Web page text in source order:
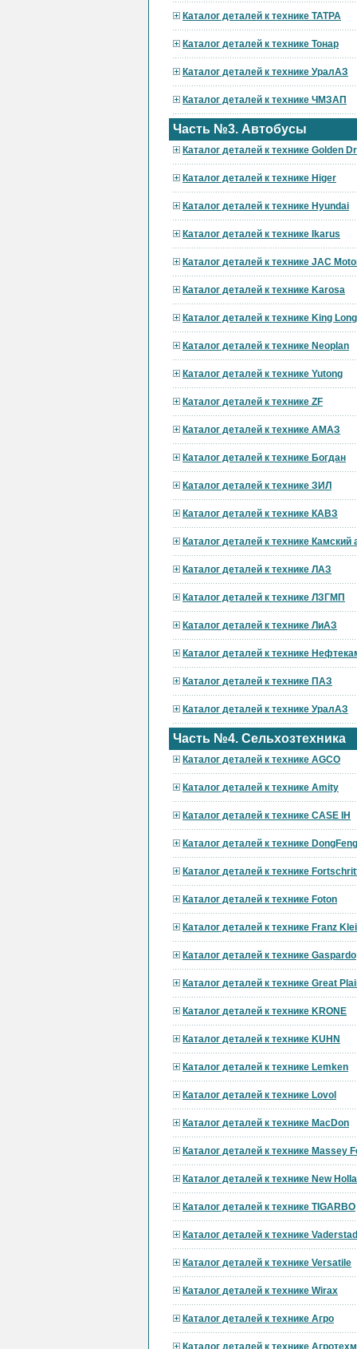
Каталог деталей к технике ТАТРА
Каталог деталей к технике Тонар
Каталог деталей к технике УралАЗ
Каталог деталей к технике ЧМЗАП
Часть №3. Автобусы
Каталог деталей к технике Golden
Каталог деталей к технике Higer
Каталог деталей к технике Hyundai
Каталог деталей к технике Ikarus
Каталог деталей к технике JAC
Каталог деталей к технике Karosa
Каталог деталей к технике King Long
Каталог деталей к технике Neoplan
Каталог деталей к технике Yutong
Каталог деталей к технике ZF
Каталог деталей к технике АМАЗ
Каталог деталей к технике Богдан
Каталог деталей к технике ЗИЛ
Каталог деталей к технике КАВЗ
Каталог деталей к технике Камский
Каталог деталей к технике ЛАЗ
Каталог деталей к технике ЛЗГМП
Каталог деталей к технике ЛиАЗ
Каталог деталей к технике
Каталог деталей к технике ПАЗ
Каталог деталей к технике УралАЗ
Часть №4. Сельхозтехника
Каталог деталей к технике AGCO
Каталог деталей к технике Amity
Каталог деталей к технике CASE IH
Каталог деталей к технике DongFeng
Каталог деталей к технике
Каталог деталей к технике Foton
Каталог деталей к технике Franz
Каталог деталей к технике Gaspardo
Каталог деталей к технике Great
Каталог деталей к технике KRONE
Каталог деталей к технике KUHN
Каталог деталей к технике Lemken
Каталог деталей к технике Lovol
Каталог деталей к технике MacDon
Каталог деталей к технике Massey
Каталог деталей к технике New
Каталог деталей к технике TIGARBO
Каталог деталей к технике Vaderstad
Каталог деталей к технике Versatile
Каталог деталей к технике Wirax
Каталог деталей к технике Агро
Каталог деталей к технике